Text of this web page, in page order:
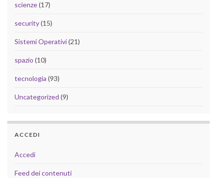
scienze(17)
security(15)
Sistemi Operativi(21)
spazio (10)
tecnologia (93)
Uncategorized (9)
ACCEDI
Accedi
Feed dei contenuti